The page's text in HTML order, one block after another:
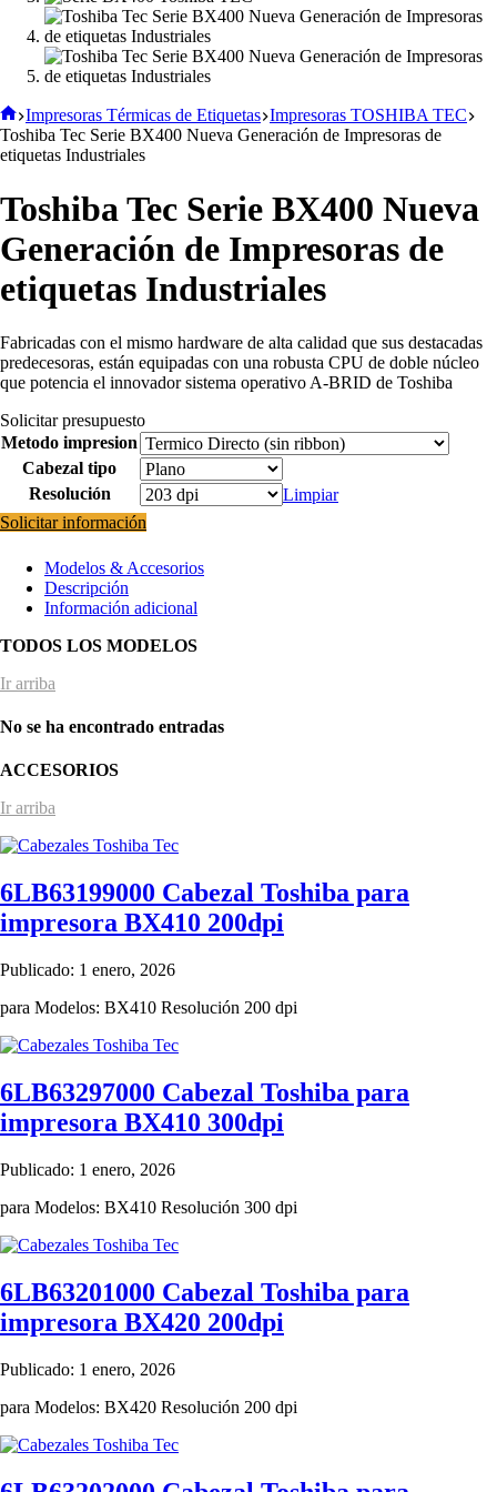
Inicio
Impresoras Térmicas de Etiquetas Impresoras TOSHIBA TEC
Toshiba Tec Serie BX400 Nueva Generación de Impresoras de
etiquetas Industriales
Toshiba Tec Serie BX400 Nueva
Generación de Impresoras de
etiquetas Industriales
Fabricadas con el mismo hardware de alta calidad que sus destacadas
predecesoras, están equipadas con una robusta CPU de doble núcleo
que potencia el innovador sistema operativo A-BRID de Toshiba
Solicitar presupuesto
Metodo impresion
Cabezal tipo
Resolución
Limpiar
Solicitar información
Modelos & Accesorios
Descripción
Información adicional
TODOS LOS MODELOS
Ir arriba
No se ha encontrado entradas
ACCESORIOS
Ir arriba
6LB63199000 Cabezal Toshiba para
impresora BX410 200dpi
Publicado: 1 enero, 2026
para Modelos: BX410 Resolución 200 dpi
6LB63297000 Cabezal Toshiba para
impresora BX410 300dpi
Publicado: 1 enero, 2026
para Modelos: BX410 Resolución 300 dpi
6LB63201000 Cabezal Toshiba para
impresora BX420 200dpi
Publicado: 1 enero, 2026
para Modelos: BX420 Resolución 200 dpi